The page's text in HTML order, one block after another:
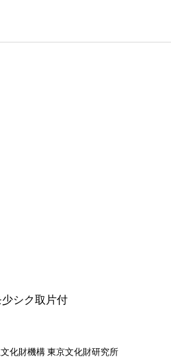
シク取片付
化財機構 東京文化財研究所